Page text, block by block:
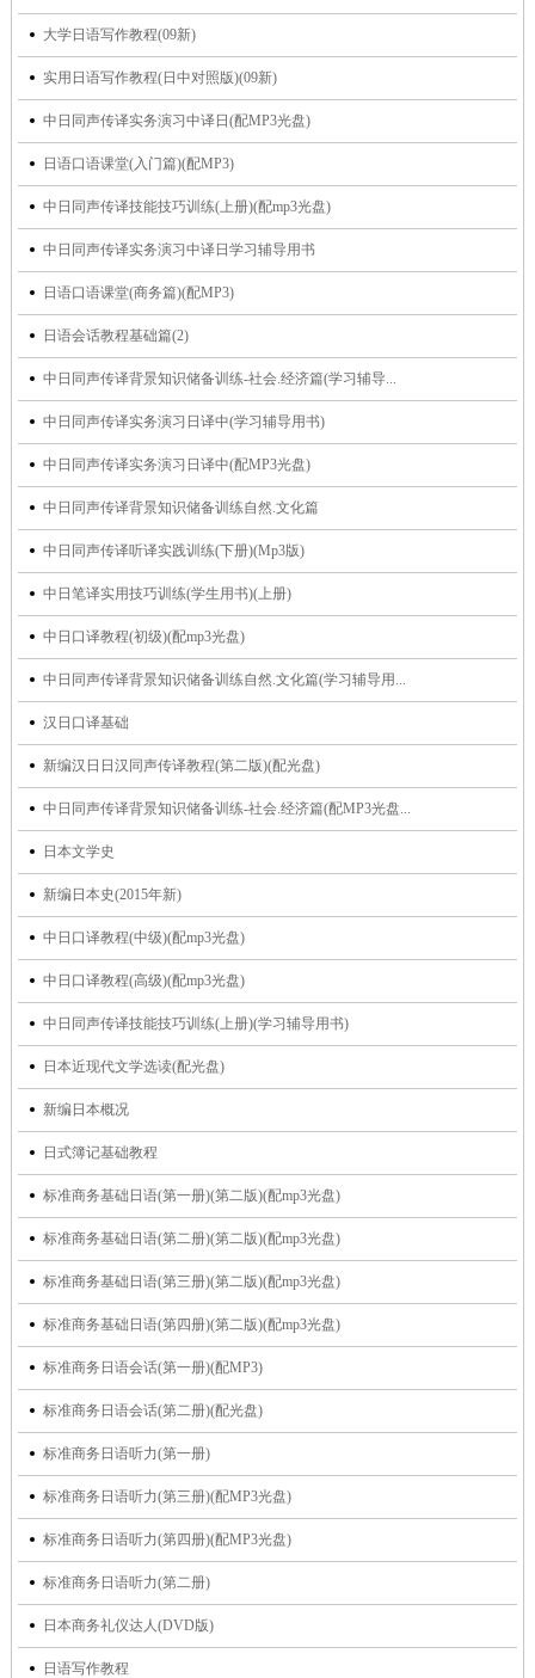
大学日语写作教程(09新)
实用日语写作教程(日中对照版)(09新)
中日同声传译实务演习中译日(配MP3光盘)
日语口语课堂(入门篇)(配MP3)
中日同声传译技能技巧训练(上册)(配mp3光盘)
中日同声传译实务演习中译日学习辅导用书
日语口语课堂(商务篇)(配MP3)
日语会话教程基础篇(2)
中日同声传译背景知识储备训练-社会.经济篇(学习辅导...
中日同声传译实务演习日译中(学习辅导用书)
中日同声传译实务演习日译中(配MP3光盘)
中日同声传译背景知识储备训练自然.文化篇
中日同声传译听译实践训练(下册)(Mp3版)
中日笔译实用技巧训练(学生用书)(上册)
中日口译教程(初级)(配mp3光盘)
中日同声传译背景知识储备训练自然.文化篇(学习辅导用...
汉日口译基础
新编汉日日汉同声传译教程(第二版)(配光盘)
中日同声传译背景知识储备训练-社会.经济篇(配MP3光盘...
日本文学史
新编日本史(2015年新)
中日口译教程(中级)(配mp3光盘)
中日口译教程(高级)(配mp3光盘)
中日同声传译技能技巧训练(上册)(学习辅导用书)
日本近现代文学选读(配光盘)
新编日本概况
日式簿记基础教程
标准商务基础日语(第一册)(第二版)(配mp3光盘)
标准商务基础日语(第二册)(第二版)(配mp3光盘)
标准商务基础日语(第三册)(第二版)(配mp3光盘)
标准商务基础日语(第四册)(第二版)(配mp3光盘)
标准商务日语会话(第一册)(配MP3)
标准商务日语会话(第二册)(配光盘)
标准商务日语听力(第一册)
标准商务日语听力(第三册)(配MP3光盘)
标准商务日语听力(第四册)(配MP3光盘)
标准商务日语听力(第二册)
日本商务礼仪达人(DVD版)
日语写作教程